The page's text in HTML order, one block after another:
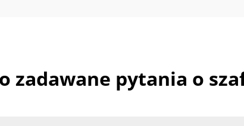
zadawane pytania o